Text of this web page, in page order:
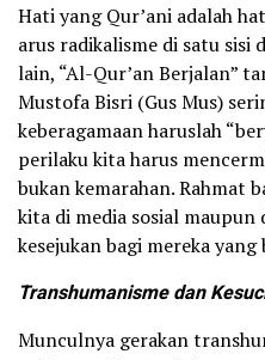
Hati yang Qur’ani adalah
arus radikalisme di satu sisi
lain, “Al-Qur’an Berjalan”
Mustofa Bisri (Gus Mus)
keberagamaan haruslah
perilaku kita harus
bukan kemarahan. Rahmat
kita di media sosial maupun
kesejukan bagi mereka
Transhumanisme dan
Munculnya gerakan